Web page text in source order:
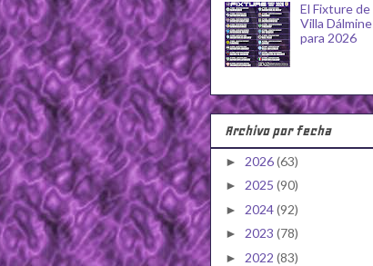
El Fixture de
Villa Dálmine
para 2026
Archivo por fecha
► 2026(63)
► 2025 (90)
► 2024(92)
► 2023 (78)
► 2022 (83)